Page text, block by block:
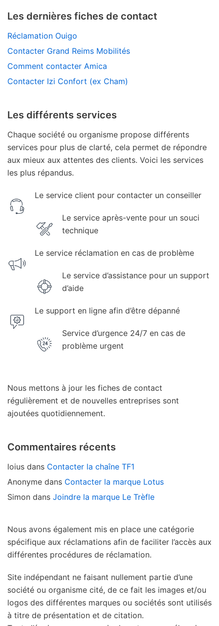
Les dernières fiches de contact
Réclamation Ouigo
Contacter Grand Reims Mobilités
Comment contacter Amica
Contacter Izi Confort (ex Cham)
Les différents services
Chaque société ou organisme propose différents
services pour plus de clarté, cela permet de répondre
aux mieux aux attentes des clients. Voici les services
les plus répandus.
Le service client pour contacter un conseiller
Le service après-vente pour un souci
technique
Le service réclamation en cas de problème
Le service d’assistance pour un support
d’aide
Le support en ligne afin d’être dépanné
Service d’urgence 24/7 en cas de
problème urgent
Nous mettons à jour les fiches de contact
régulièrement et de nouvelles entreprises sont
ajoutées quotidiennement.
Commentaires récents
loius dans Contacter la chaîne TF1
Anonyme dans Contacter la marque Lotus
Simon dans Joindre la marque Le Trèfle
Nous avons également mis en place une catégorie
spécifique aux réclamations afin de faciliter l’accès aux
différentes procédures de réclamation.
Site indépendant ne faisant nullement partie d’une
société ou organisme cité, de ce fait les images et/ou
logos des différentes marques ou sociétés sont utilisés
à titre de présentation et de citation.